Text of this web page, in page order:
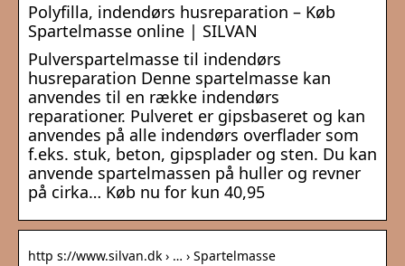
Polyfilla, indendørs husreparation – Køb
Spartelmasse online | SILVAN
Pulverspartelmasse til indendørs
husreparation Denne spartelmasse kan
anvendes til en række indendørs
reparationer. Pulveret er gipsbaseret og kan
anvendes på alle indendørs overflader som
f.eks. stuk, beton, gipsplader og sten. Du kan
anvende spartelmassen på huller og revner
på cirka… Køb nu for kun 40,95
http s://www.silvan.dk › … › Spartelmasse